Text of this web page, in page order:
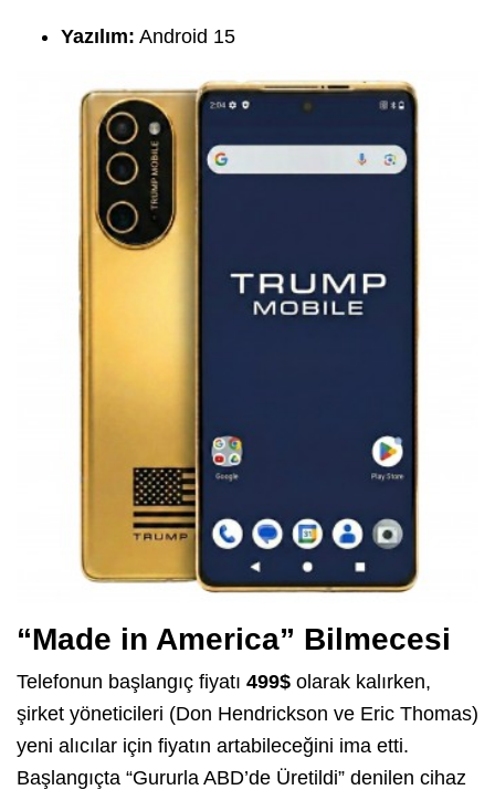
Yazılım: Android 15
“Made in America” Bilmecesi
Telefonun başlangıç fiyatı 499$ olarak kalırken,
şirket yöneticileri (Don Hendrickson ve Eric Thomas)
yeni alıcılar için fiyatın artabileceğini ima etti.
Başlangıçta “Gururla ABD’de Üretildi” denilen cihaz